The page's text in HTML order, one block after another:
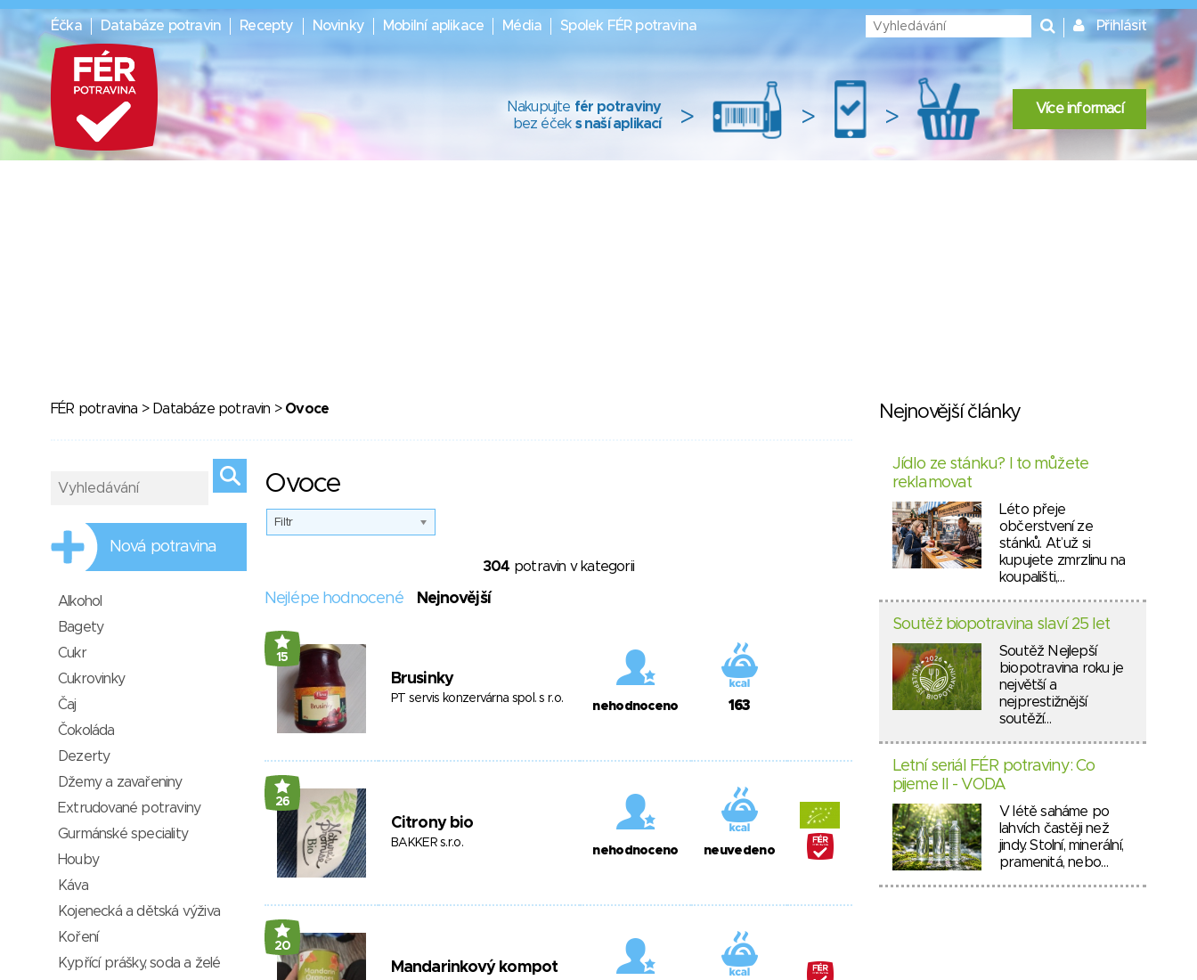
Éčka Databáze potravin Recepty Novinky Mobilní aplikace Média Spolek FÉR potravina Přihlásit
Nakupujte fér potraviny
bez éček s naší aplikací > > > Více informací
FÉR potravina > Databáze potravin > Ovoce
Ovoce
Filtr
304 potravin v kategorii
Nejlépe hodnocené Nejnovější
15
Brusinky
PT servis konzervárna spol. s r.o.
nehodnoceno 163
26
Citrony bio
BAKKER s.r.o.
nehodnoceno neuvedeno
20
Mandarinkový kompot
Nová potravina
Alkohol
Bagety
Cukr
Cukrovinky
Čaj
Čokoláda
Dezerty
Džemy a zavařeniny
Extrudované potraviny
Gurmánské speciality
Houby
Káva
Kojenecká a dětská výživa
Koření
Kypřící prášky, soda a želé
Nejnovější články
Jídlo ze stánku? I to můžete
reklamovat
Léto přeje
občerstvení ze
stánků. Ať už si
kupujete zmrzlinu na
koupališti,…
Soutěž biopotravina slaví 25 let
Soutěž Nejlepší
biopotravina roku je
největší a
nejprestižnější
soutěží…
Letní seriál FÉR potraviny: Co
pijeme II - VODA
V létě saháme po
lahvích častěji než
jindy. Stolní, minerální,
pramenitá, nebo…